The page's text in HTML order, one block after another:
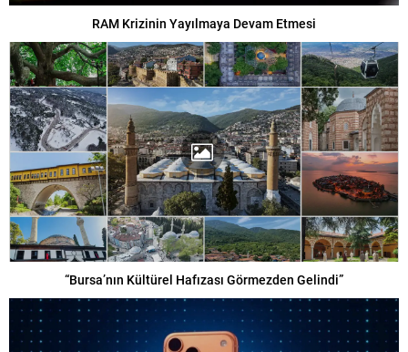
RAM Krizinin Yayılmaya Devam Etmesi
“Bursa’nın Kültürel Hafızası Görmezden Gelindi”